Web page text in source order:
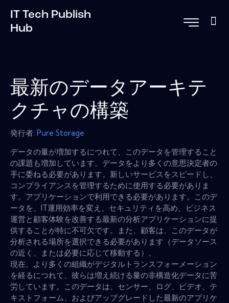
IT Tech Publish
Hub
最新のデータアーキテ
クチャの構築
発行者: Pure Storage
データの量が増加するにつれて、このデータを管理すること
の課題も増加しています。データをより多くの意思決定者の
手に委ねる必要があります。新しいサービスをスピードし、
コンプライアンスを管理するために使用する必要がありま
す。アプリケーションで利用できる必要があります。このデ
ータを、IT運用効率を変え、セキュリティを高め、ビジネス
運営と顧客体験を改善する最新の分析アプリケーションに提
供することが特に不可欠です。また、顧客は、このデータが
分析される場所を選択できる必要があります（データソース
の近く、または必要に応じて移動する）。
現在、より多くの組織がデジタルトランスフォーメーション
を経るにつれて、彼らは増え続ける量の非構造化データに苦
労しています。このデータは、センサー、ログ、ビデオ、テ
キストフォーム、およびアップグレードした最新のアプリケ